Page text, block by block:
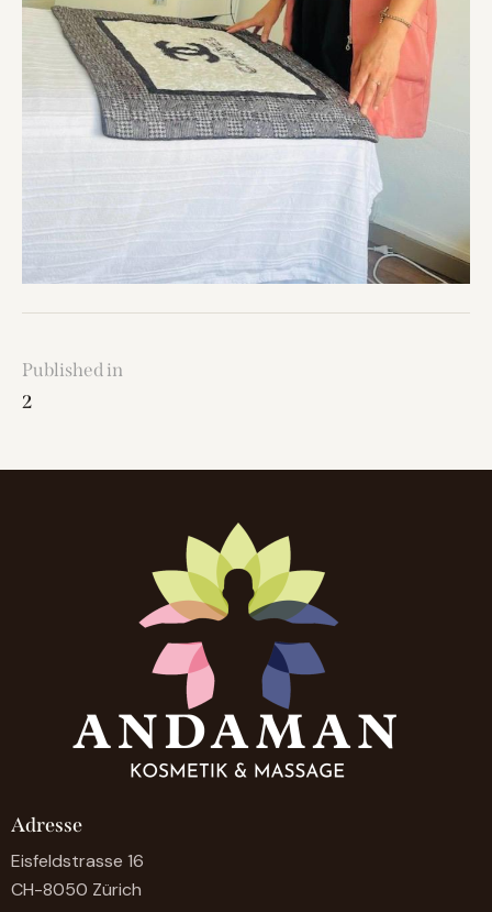
Published in
2
Adresse
Eisfeldstrasse 16
CH-8050 Zürich